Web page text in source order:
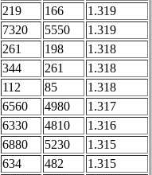
219 166 1.319
7320 5550 1.319
261 198 1.318
344 261 1.318
112 85 1.318
6560 4980 1.317
6330 4810 1.316
6880 5230 1.315
634 482 1.315